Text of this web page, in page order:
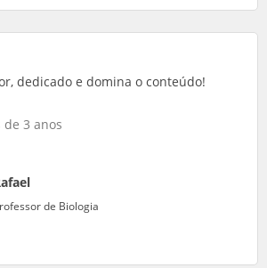
dedicado e domina o conteúdo!
de 3 anos
de Biologia